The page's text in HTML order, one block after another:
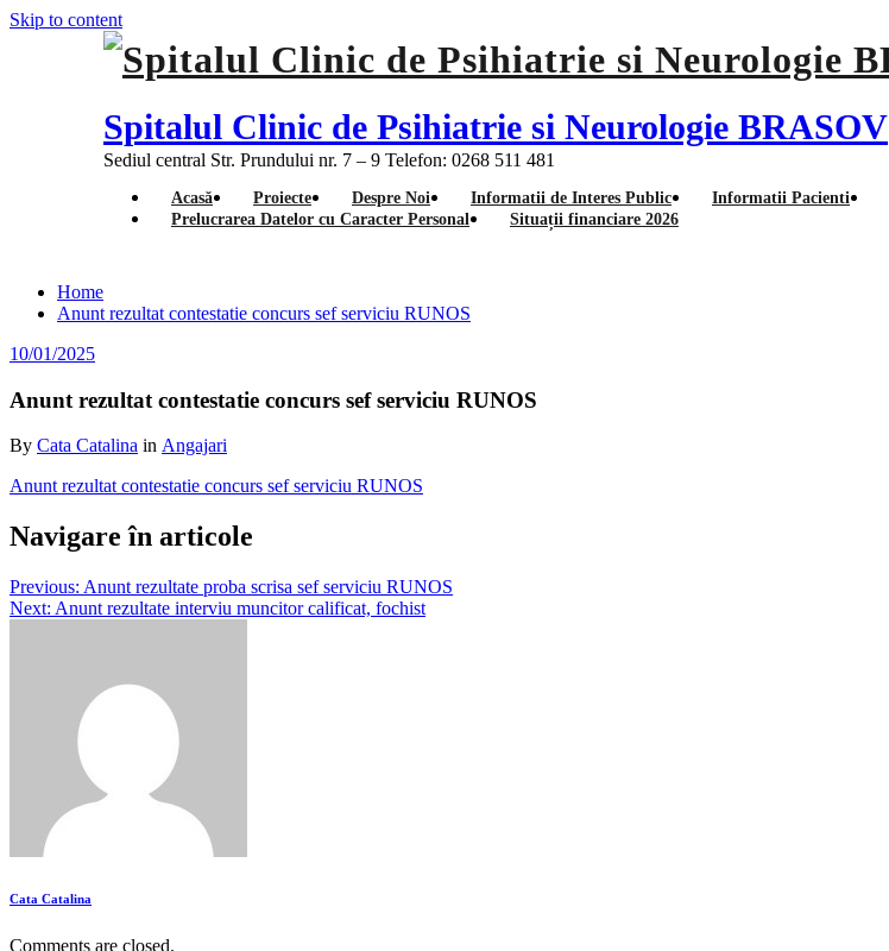
Skip to content
Spitalul Clinic de Psihiatrie si Neurologie BRASOV
Sediul central Str. Prundului nr. 7 – 9 Telefon: 0268 511 481
Acasă Proiecte Despre Noi Informatii de Interes Public Informatii Pacienti
Prelucrarea Datelor cu Caracter Personal
Situații financiare 2026
Home
Anunt rezultat contestatie concurs sef serviciu RUNOS
10/01/2025
Anunt rezultat contestatie concurs sef serviciu RUNOS
By Cata Catalina in Angajari
Anunt rezultat contestatie concurs sef serviciu RUNOS
Navigare în articole
Previous: Anunt rezultate proba scrisa sef serviciu RUNOS
Next: Anunt rezultate interviu muncitor calificat, fochist
Cata Catalina
Comments are closed.